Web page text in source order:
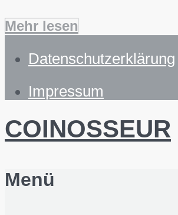
Mehr lesen
Datenschutzerklärung
Impressum
COINOSSEUR
Menü